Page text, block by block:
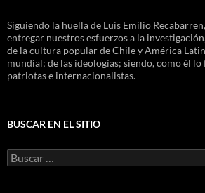
Siguiendo la huella de Luis Emilio
entregar nuestros esfuerzos a la
de la cultura popular de Chile y América
mundial; de las ideologías; siendo, como él
patriotas e internacionalistas.
BUSCAR EN EL SITIO
Buscar
por: